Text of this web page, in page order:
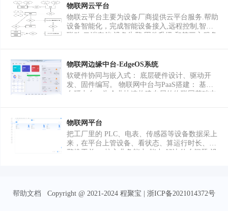
底层调试类项目。 核心功能清单 1. 全链路网络
验证授权系统 ◦ 通信层：
HTTP/HTTPS/WebSocket/TCP自定义协议，SSL
双向证书校验，阻断中间人抓包劫持 ◦ 加密层：
备指纹采集（Android ID、CPU标识、磁盘序列
号、硬件特征），一机一授权 ◦ 授权逻辑：时效
授权、次数授权、黑白名单、断线本地缓存校
验、异地登录风控 2. 高强度防逆向对抗（核心
篡改授权状态 3. 配套后端服务 SpringBoot授权管
理后台，设备注册、授权时效管理、批量封禁、
日志查询API接口，可提供简易管理面板源码
物联网云平台
物联云平台主要为设备厂商提供云平台服务.帮助
设备智能化，完成智能设备接入,远程控制,智慧
联动,云端存储,设备告警,固件升级,和第三方服务
调等.
物联网边缘中台-EdgeOS系统
软硬件协同与嵌入式： 底层硬件设计、驱动开
发、固件编写。 物联网中台与PaaS搭建： 基于
自研中台，为企业快速构建专属的物联网基础支
屏、多端门户开发。 核心能力：我们的物联网中
台能做什么？ 我们不仅做外包，更提供经过市场
验证的中台级技术输出，助力企业极速完成数字
化转型： 海量设备共性接入： 平台已兼容2017
库、PostgreSQL关系库、MongoDB等混合存储架
物联网平台
把工厂里的 PLC、电表、传感器等设备数据采上
来，在平台上管设备、看状态、算运行时长、告
警推工单。 核心业务能力 能力 解决什么问题 设
结构 设备管理 设备台账、分组、在线状态、最
新数据 实时监控 运行 / 待机 / 报警 / 停机，工艺
帮助文档 Copyright @ 2021-2024 程聚宝 | 浙ICP备2021014372号